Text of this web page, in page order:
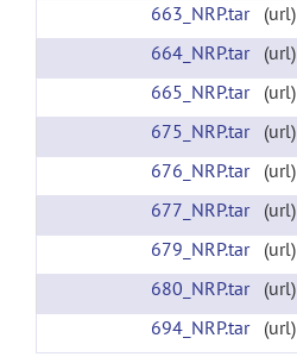
663_NRP.tar(url)
664_NRP.tar(url)
665_NRP.tar(url)
675_NRP.tar(url)
676_NRP.tar(url)
677_NRP.tar(url)
679_NRP.tar(url)
680_NRP.tar(url)
694_NRP.tar(url)